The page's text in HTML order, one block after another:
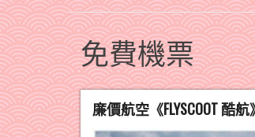
免費機票
廉價航空《FLYSCOOT 酷